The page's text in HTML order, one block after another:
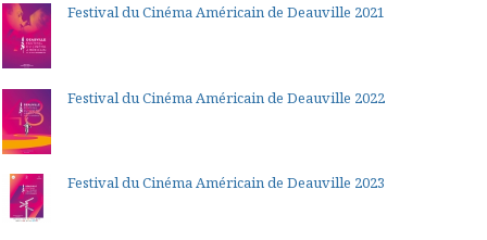
Festival du Cinéma Américain de Deauville 2021
Festival du Cinéma Américain de Deauville 2022
Festival du Cinéma Américain de Deauville 2023